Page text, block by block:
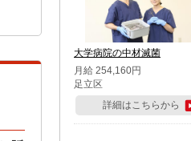
大学病院の中材滅菌
月給 254,160円
足立区
詳細はこちらから